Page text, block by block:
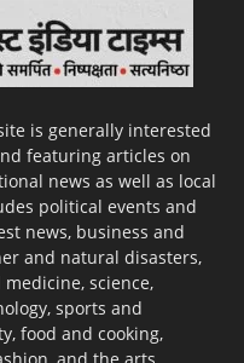
is generally interested
featuring articles on
news as well as local
political events and
news, business and
and natural disasters,
science,
sports and
food and cooking,
and the arts.